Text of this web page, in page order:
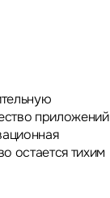
приложений
остается тихим